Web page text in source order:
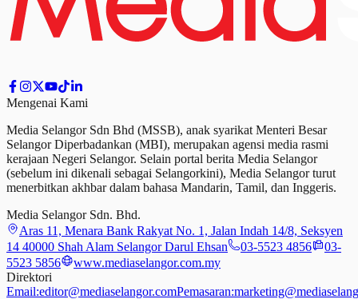
Mengenai Kami
Media Selangor Sdn Bhd (MSSB), anak syarikat Menteri Besar
Selangor Diperbadankan (MBI), merupakan agensi media rasmi
kerajaan Negeri Selangor. Selain portal berita Media Selangor
(sebelum ini dikenali sebagai Selangorkini), Media Selangor turut
menerbitkan akhbar dalam bahasa Mandarin, Tamil, dan Inggeris.
Media Selangor Sdn. Bhd.
Aras 11, Menara Bank Rakyat No. 1, Jalan Indah 14/8, Seksyen
14 40000 Shah Alam Selangor Darul Ehsan
03-5523 4856
03-
5523 5856
www.mediaselangor.com.my
Direktori
Email:editor@mediaselangor.comPemasaran: